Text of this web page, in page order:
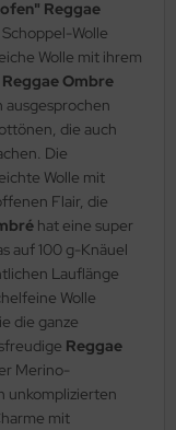
Reggae
Wolle
Wolle mit ihrem
Reggae Ombre
ausgesprochen
die auch
Die
Wolle mit
Flair, die
hat eine super
auf 100 g-Knäuel
Lauflänge
Wolle
die ganze
Reggae
Merino-
unkomplizierten
mit